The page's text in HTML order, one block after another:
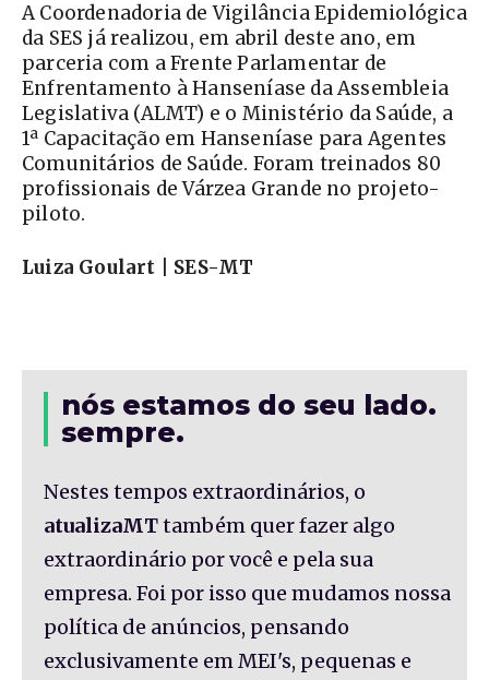
A Coordenadoria de Vigilância Epidemiológica
da SES já realizou, em abril deste ano, em
parceria com a Frente Parlamentar de
Enfrentamento à Hanseníase da Assembleia
Legislativa (ALMT) e o Ministério da Saúde, a
1ª Capacitação em Hanseníase para Agentes
Comunitários de Saúde. Foram treinados 80
profissionais de Várzea Grande no projeto-
piloto.
Luiza Goulart | SES-MT
nós estamos do seu lado.
sempre.
Nestes tempos extraordinários, o
atualizaMTtambém quer fazer algo
extraordinário por você e pela sua
empresa. Foi por isso que mudamos nossa
política de anúncios, pensando
exclusivamente em MEI's, pequenas e